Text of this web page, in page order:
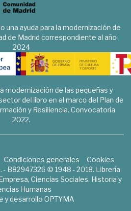
una ayuda para la modernización de
de Madrid correspondiente al año
2024
modernización de las pequeñas y
del libro en el marco del Plan de
y Resiliencia. Convocatoria
2022.
Condiciones generales
Cookies
- B82947326 © 1948 - 2018. Librería
Ciencias Sociales, Historia y
Humanas
y desarrollo OPTYMA